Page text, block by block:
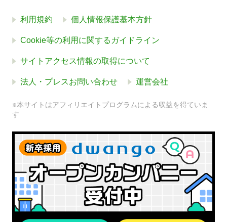
利用規約 個人情報保護基本方針
Cookie等の利用に関するガイドライン
サイトアクセス情報の取得について
法人・プレスお問い合わせ 運営会社
※本サイトはアフィリエイトプログラムによる収益を得ていま
す